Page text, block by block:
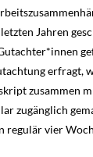
Jahren
erfragt,
zusammen
zugänglich
regulär vier